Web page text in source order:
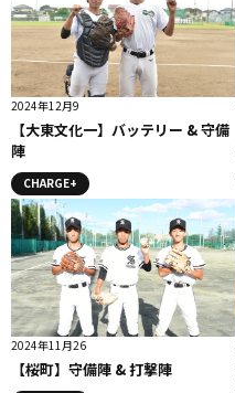
2024年12月9
【大東文化一】バッテリー & 守備
陣
CHARGE+
2024年11月26
【桜町】守備陣 & 打撃陣